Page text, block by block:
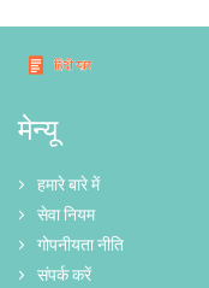
मेन्यू
हमारे बारे में
सेवा नियम
गोपनीयता नीति
संपर्क करें